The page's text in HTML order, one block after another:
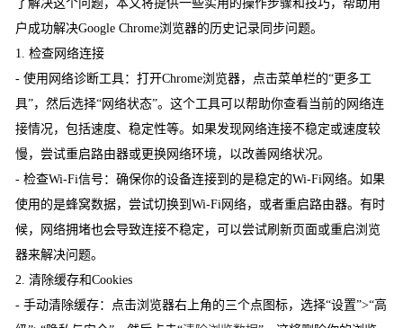
了解决这个问题，本文将提供一些实用的操作步骤和技巧，帮助用
户成功解决Google Chrome浏览器的历史记录同步问题。
1. 检查网络连接
- 使用网络诊断工具：打开Chrome浏览器，点击菜单栏的“更多工
具”，然后选择“网络状态”。这个工具可以帮助你查看当前的网络连
接情况，包括速度、稳定性等。如果发现网络连接不稳定或速度较
慢，尝试重启路由器或更换网络环境，以改善网络状况。
- 检查Wi-Fi信号：确保你的设备连接到的是稳定的Wi-Fi网络。如果
使用的是蜂窝数据，尝试切换到Wi-Fi网络，或者重启路由器。有时
候，网络拥堵也会导致连接不稳定，可以尝试刷新页面或重启浏览
器来解决问题。
2. 清除缓存和Cookies
- 手动清除缓存：点击浏览器右上角的三个点图标，选择“设置”>“高